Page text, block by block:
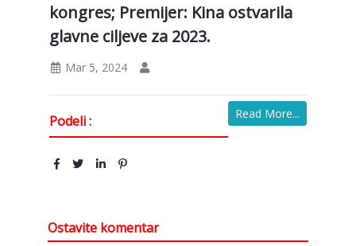
kongres; Premijer: Kina ostvarila
glavne ciljeve za 2023.
Mar 5, 2024
Read More...
Podeli :
Ostavite komentar